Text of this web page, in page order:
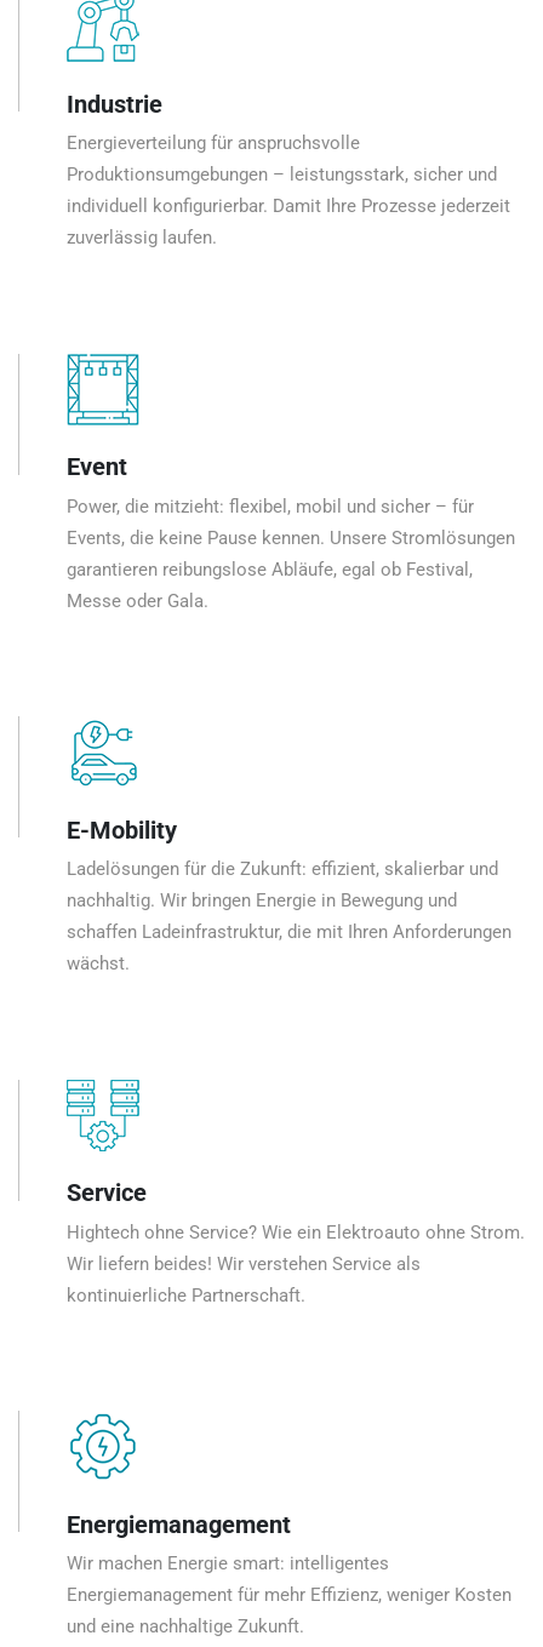
Industrie
Energieverteilung für anspruchsvolle
Produktionsumgebungen – leistungsstark, sicher und
individuell konfigurierbar. Damit Ihre Prozesse jederzeit
zuverlässig laufen.
Event
Power, die mitzieht: flexibel, mobil und sicher – für
Events, die keine Pause kennen. Unsere Stromlösungen
garantieren reibungslose Abläufe, egal ob Festival,
Messe oder Gala.
E-Mobility
Ladelösungen für die Zukunft: effizient, skalierbar und
nachhaltig. Wir bringen Energie in Bewegung und
schaffen Ladeinfrastruktur, die mit Ihren Anforderungen
wächst.
Service
Hightech ohne Service? Wie ein Elektroauto ohne Strom.
Wir liefern beides! Wir verstehen Service als
kontinuierliche Partnerschaft.
Energiemanagement
Wir machen Energie smart: intelligentes
Energiemanagement für mehr Effizienz, weniger Kosten
und eine nachhaltige Zukunft.